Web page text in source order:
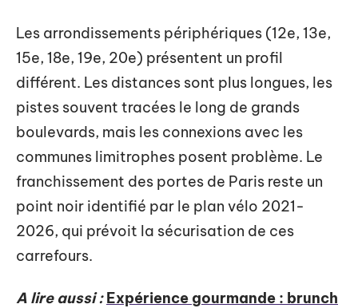
Les arrondissements périphériques (12e, 13e,
15e, 18e, 19e, 20e) présentent un profil
différent. Les distances sont plus longues, les
pistes souvent tracées le long de grands
boulevards, mais les connexions avec les
communes limitrophes posent problème. Le
franchissement des portes de Paris reste un
point noir identifié par le plan vélo 2021-
2026, qui prévoit la sécurisation de ces
carrefours.
A lire aussi : Expérience gourmande : brunch